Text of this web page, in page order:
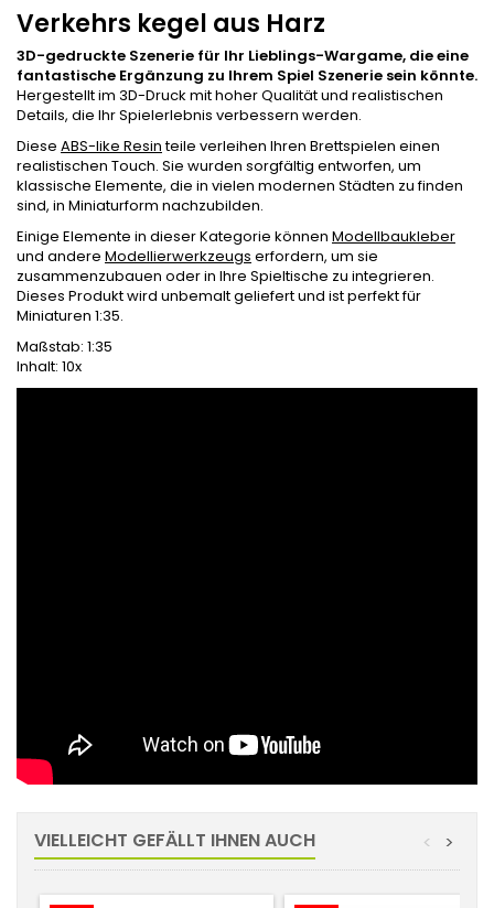
Verkehrs kegel aus Harz
3D-gedruckte Szenerie für Ihr Lieblings-Wargame, die eine
fantastische Ergänzung zu Ihrem Spiel Szenerie sein könnte.
Hergestellt im 3D-Druck mit hoher Qualität und realistischen
Details, die Ihr Spielerlebnis verbessern werden.
Diese ABS-like Resinteile verleihen Ihren Brettspielen einen
realistischen Touch. Sie wurden sorgfältig entworfen, um
klassische Elemente, die in vielen modernen Städten zu finden
sind, in Miniaturform nachzubilden.
Einige Elemente in dieser Kategorie können Modellbaukleber
und andere Modellierwerkzeugs erfordern, um sie
zusammenzubauen oder in Ihre Spieltische zu integrieren.
Dieses Produkt wird unbemalt geliefert und ist perfekt für
Miniaturen 1:35.
Maßstab: 1:35
Inhalt: 10x
VIELLEICHT GEFÄLLT IHNEN AUCH >
<